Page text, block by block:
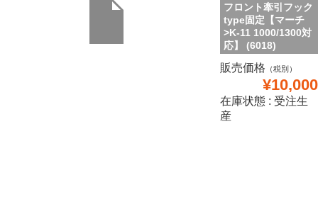
フロント牽引フック
type固定【マーチ
>K-11 1000/1300対
応】 (6018)
販売価格 （税別）
¥10,000
在庫状態 : 受注生
産